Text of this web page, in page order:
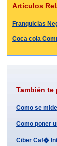
Artículos
Franquicias
Coca cola
También te
Como se
Como poner
Ciber Caf�